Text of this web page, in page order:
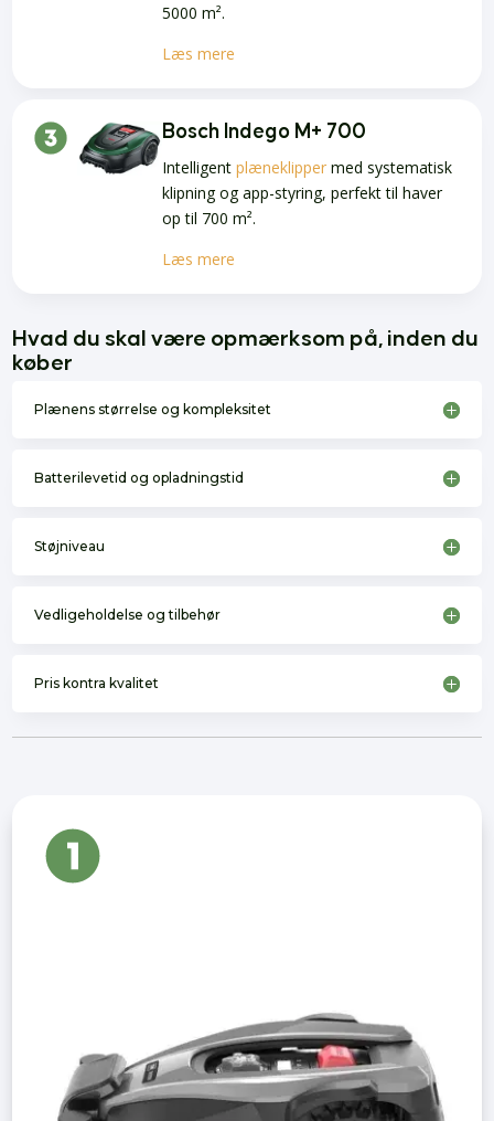
5000 m².
Læs mere
Bosch Indego M+ 700
Intelligent plæneklippermed systematisk
klipning og app-styring, perfekt til haver
op til 700 m².
Læs mere
Hvad du skal være opmærksom på, inden du
køber
Plænens størrelse og kompleksitet
Batterilevetid og opladningstid
Støjniveau
Vedligeholdelse og tilbehør
Pris kontra kvalitet